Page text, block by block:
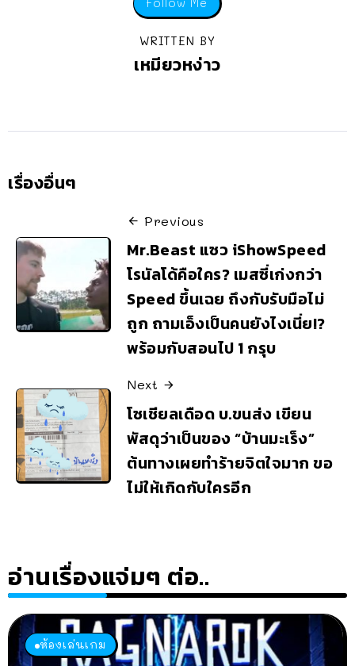
WRITTEN BY
เหมียวหง่าว
เรื่องอื่นๆ
Previous
Mr.Beast แซว iShowSpeed
โรนัลโด้คือใคร? เมสซี่เก่งกว่า
Speed ขึ้นเฉย ถึงกับรับมือไม่
ถูก ถามเอ็งเป็นคนยังไงเนี่ย!?
พร้อมกับสอนไป 1 กรุบ
Next
โซเชียลเดือด บ.ขนส่ง เขียน
พัสดุว่าเป็นของ “บ้านมะเร็ง”
ต้นทางเผยทำร้ายจิตใจมาก ขอ
ไม่ให้เกิดกับใครอีก
อ่านเรื่องแจ่มๆ ต่อ..
ห้องเล่นเกม